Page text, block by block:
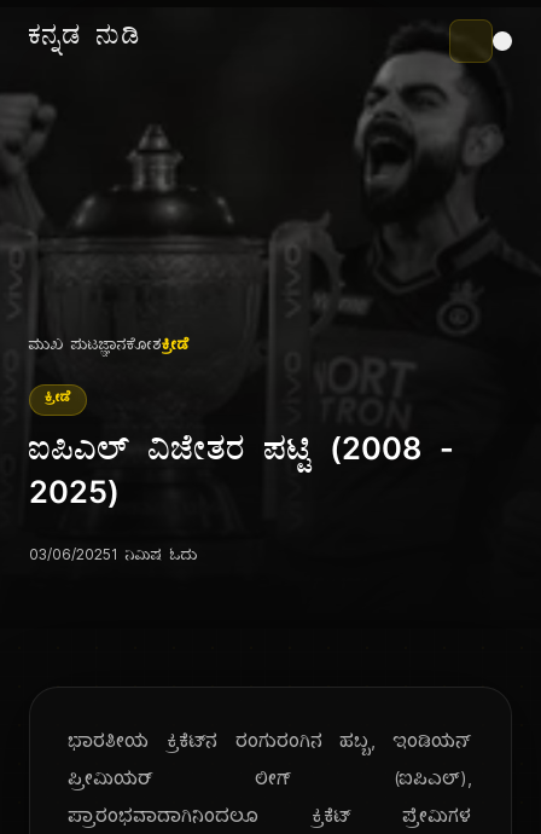
ಕನ್ನಡ ನುಡಿ
ಮುಖ ಪುಟಜ್ಞಾನಕೋಶಕ್ರೀಡೆ
ಕ್ರೀಡೆ
ಐಪಿಎಲ್ ವಿಜೇತರ ಪಟ್ಟಿ (2008 -
2025)
03/06/20251 ನಿಮಿಷ ಓದು
ಭಾರತೀಯ ಕ್ರಿಕೆಟ್‌ನ ರಂಗುರಂಗಿನ ಹಬ್ಬ, ಇಂಡಿಯನ್
ಪ್ರೀಮಿಯರ್ ಲೀಗ್ (ಐಪಿಎಲ್),
ಪ್ರಾರಂಭವಾದಾಗಿನಿಂದಲೂ ಕ್ರಿಕೆಟ್ ಪ್ರೇಮಿಗಳ